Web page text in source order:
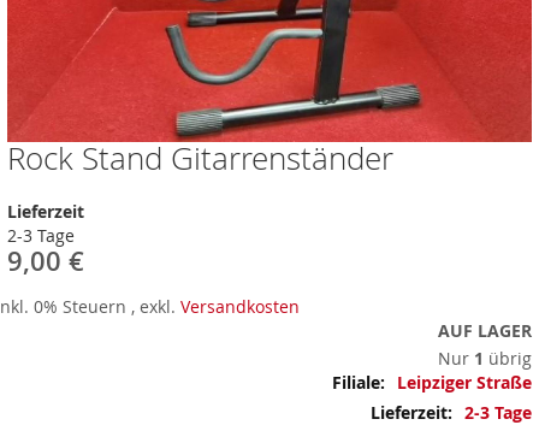
Rock Stand Gitarrenständer
Lieferzeit
2-3 Tage
9,00 €
0% Steuern , exkl. Versandkosten
AUF LAGER
Nur 1 übrig
Mehr
Informationen
Leipziger Straße
2-3 Tage
Zum
Anfang
der
Bildergalerie
springen